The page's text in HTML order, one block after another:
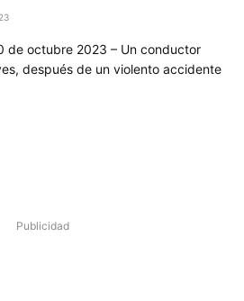
de octubre 2023 – Un conductor
después de un violento accidente
Publicidad